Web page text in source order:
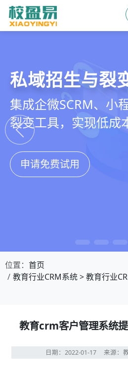
教培行业CRM
以学员为中心，打通
教学到复购转介绍的
引擎
申请免费试用
智能销售漏斗
线索自动分配、标准
化分析，打造高绩效
申请免费试用
精细化客户运
360°学员画像、自动
能续费预警，深度挖
申请免费试用
私域招生与裂
集成企微SCRM、小
裂变工具，实现低成
申请免费试用
位置： 首页
教育行业CRM系统>教育行业
教育crm客户管理系统
日期：2022-01-17 来源：